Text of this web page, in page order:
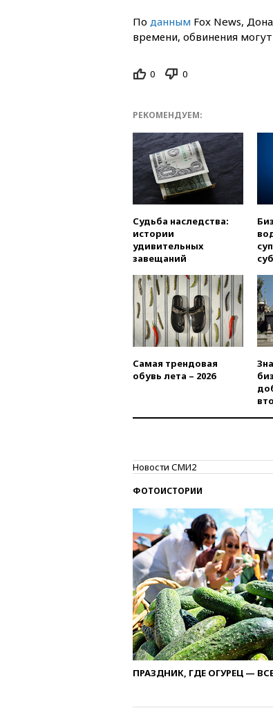
По данным Fox News,
времени, обвинения
0 0
РЕКОМЕНДУЕМ:
Судьба наследства:
истории
удивительных
завещаний
Самая трендовая
обувь лета – 2026
Новости СМИ2
ФОТОИСТОРИИ
ПРАЗДНИК, ГДЕ ОГУРЕЦ —